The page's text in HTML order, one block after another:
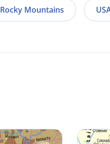
Rocky Mountains